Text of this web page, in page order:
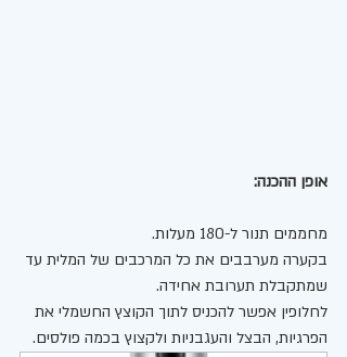
אופן ההכנה:
מחממים תנור ל-180 מעלות.
בקערה מערבבים את כל המרכבים של המלית עד
שמתקבלת תערובת אחידה.
לחלופין אפשר להכניס לתוך הקוצץ החשמלי את
הפרגיות, הבצל והעגבניות ולקצוץ בכמה פולסים.